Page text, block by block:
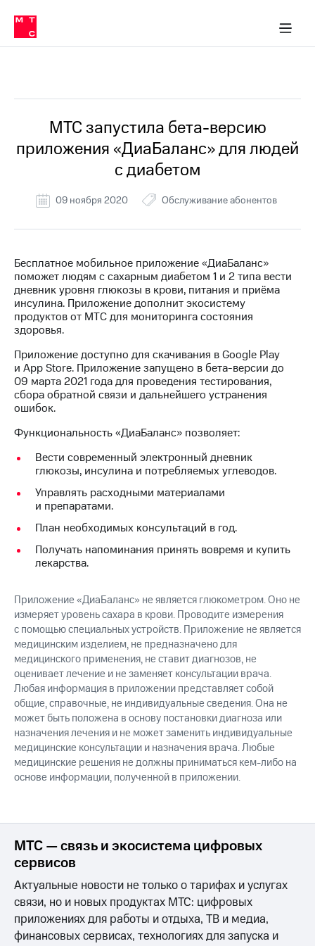
связь
Сервисы и подписки
30% на связь
кабинеты
Мобильная
и
Спутниковое
ТВ
Перенести
в МТС
Тарифы
Услуги
Роуминг
Семейная
группа
SIM-
Оформить
SIM-
карта
иностранцев
чистый
номер
Выбрать
красивый
номер
Заменить
SIM-
карту
Перейти
на
eSIM
и подключите
с выгодным
тарифом
Тарифы
Интернет,
ТВ и телефон
для дома
в МТС
Услуги
Личный
Скачать
МТС
Акции
Скидка 30%
на связь
Тарифы
RED,
РИИЛ
и МТС
при
с карты
МТС
Деньги
Выберите
и подключите
с выгодным
тарифом
Тарифы
Интернет,
ТВ и телефон
для дома
Услуги
Личный
кабинет
интернета
и
ТВ
Скачать
приложение
Мой
МТС
Акции
Видеонаблюдение
МТС запустила бета-версию
приложения «ДиаБаланс» для людей
с диабетом
09 ноября 2020 Обслуживание абонентов
Бесплатное мобильное приложение «ДиаБаланс»
поможет людям с сахарным диабетом 1 и 2 типа вести
дневник уровня глюкозы в крови, питания и приёма
инсулина. Приложение дополнит экосистему
продуктов от МТС для мониторинга состояния
здоровья.
Приложение доступно для скачивания в Google Play
и App Store. Приложение запущено в бета-версии до
09 марта 2021 года для проведения тестирования,
сбора обратной связи и дальнейшего устранения
ошибок.
Функциональность «ДиаБаланс» позволяет:
Вести современный электронный дневник
глюкозы, инсулина и потребляемых углеводов.
Управлять расходными материалами
и препаратами.
План необходимых консультаций в год.
Получать напоминания принять вовремя и купить
лекарства.
Приложение «ДиаБаланс» не является глюкометром. Оно не
измеряет уровень сахара в крови. Проводите измерения
с помощью специальных устройств. Приложение не является
медицинским изделием, не предназначено для
медицинского применения, не ставит диагнозов, не
оценивает лечение и не заменяет консультации врача.
Любая информация в приложении представляет собой
общие, справочные, не индивидуальные сведения. Она не
может быть положена в основу постановки диагноза или
назначения лечения и не может заменить индивидуальные
медицинские консультации и назначения врача. Любые
медицинские решения не должны приниматьсякем-либона
основе информации, полученной в приложении.
МТС — связь и экосистема цифровых
сервисов
Актуальные новости не только о тарифах и услугах
связи, но и новых продуктах МТС: цифровых
приложениях для работы и отдыха, ТВ и медиа,
финансовых сервисах, технологиях для запуска и